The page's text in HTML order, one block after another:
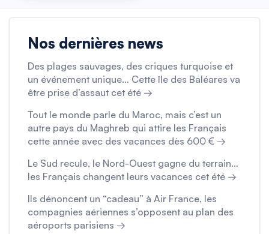
Nos dernières news
Des plages sauvages, des criques turquoise et
un événement unique… Cette île des Baléares va
être prise d’assaut cet été →
Tout le monde parle du Maroc, mais c’est un
autre pays du Maghreb qui attire les Français
cette année avec des vacances dès 600 € →
Le Sud recule, le Nord-Ouest gagne du terrain…
les Français changent leurs vacances cet été →
Ils dénoncent un “cadeau” à Air France, les
compagnies aériennes s’opposent au plan des
aéroports parisiens →